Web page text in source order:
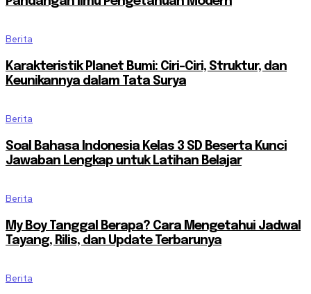
Berita
Karakteristik Planet Bumi: Ciri-Ciri, Struktur, dan
Keunikannya dalam Tata Surya
Berita
Soal Bahasa Indonesia Kelas 3 SD Beserta Kunci
Jawaban Lengkap untuk Latihan Belajar
Berita
My Boy Tanggal Berapa? Cara Mengetahui Jadwal
Tayang, Rilis, dan Update Terbarunya
Berita